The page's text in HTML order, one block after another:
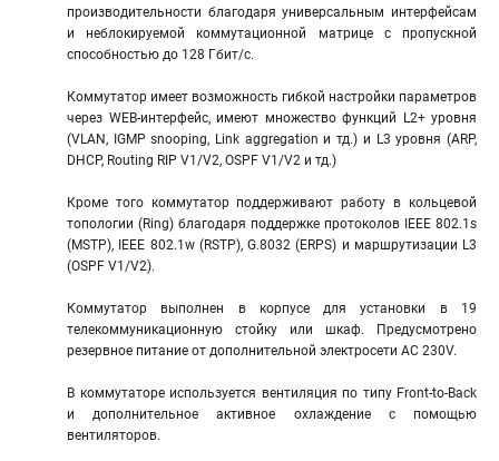
производительности благодаря универсальным интерфейсам
и неблокируемой коммутационной матрице с пропускной
способностью до 128 Гбит/с.
Коммутатор имеет возможность гибкой настройки параметров
через WEB-интерфейс, имеют множество функций L2+ уровня
(VLAN, IGMP snooping, Link aggregation и тд.) и L3 уровня (ARP,
DHCP, Routing RIP V1/V2, OSPF V1/V2 и тд.)
Кроме того коммутатор поддерживают работу в кольцевой
топологии (Ring) благодаря поддержке протоколов IEEE 802.1s
(MSTP), IEEE 802.1w (RSTP), G.8032 (ERPS) и маршрутизации L3
(OSPF V1/V2).
Коммутатор выполнен в корпусе для установки в 19
телекоммуникационную стойку или шкаф. Предусмотрено
резервное питание от дополнительной электросети AC 230V.
В коммутаторе используется вентиляция по типу Front-to-Back
и дополнительное активное охлаждение с помощью
вентиляторов.